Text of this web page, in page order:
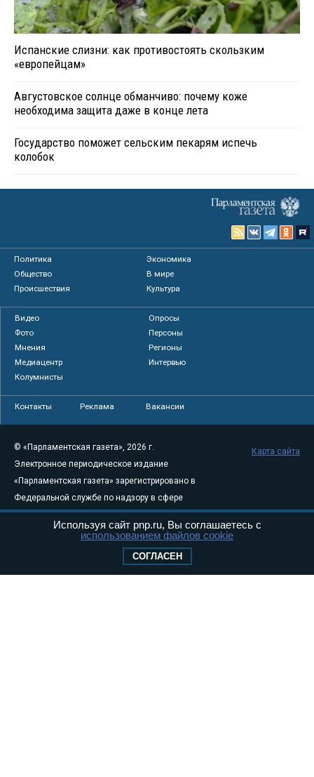
Испанские слизни: как противостоять скользким
«европейцам»
Августовское солнце обманчиво: почему коже
необходима защита даже в конце лета
Государство поможет сельским пекарям испечь
колобок
Политика
Экономика
Общество
В мире
Происшествия
Культура
Видео
Опросы
Фото
Персоны
Мнения
Регионы
Медиацентр
Интервью
Колумнисты
Контакты Реклама Вакансии
© «Парламентская газета», 2026 г.
Электронное периодическое издание
«Парламентская газета» зарегистрировано в
Федеральной службе по надзору в сфере
связи, информационных технологий и
массовых коммуникаций (Роскомнадзор) 05
Свидетельство о регистрации Эл № ФС77-
Карта сайта
Используя сайт pnp.ru, Вы соглашаетесь с
использованием файлов cookie
СОГЛАСЕН